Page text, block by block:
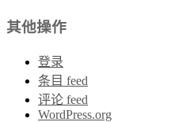
其他操作
登录
条目 feed
评论 feed
WordPress.org